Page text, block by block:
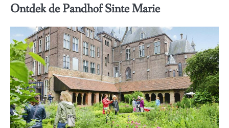
Ontdek de Pandhof Sinte Marie